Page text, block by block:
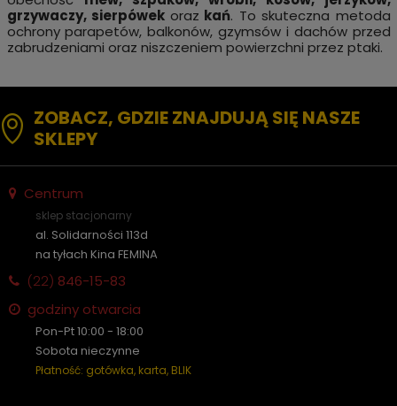
grzywaczy, sierpówek oraz kań. To skuteczna metoda
ochrony parapetów, balkonów, gzymsów i dachów przed
zabrudzeniami oraz niszczeniem powierzchni przez ptaki.
ZOBACZ, GDZIE ZNAJDUJĄ SIĘ NASZE
SKLEPY
Centrum
sklep stacjonarny
al. Solidarności 113d
na tyłach Kina FEMINA
(22) 846-15-83
godziny otwarcia
Pon-Pt 10:00 - 18:00
Sobota nieczynne
Płatność: gotówka, karta, BLIK